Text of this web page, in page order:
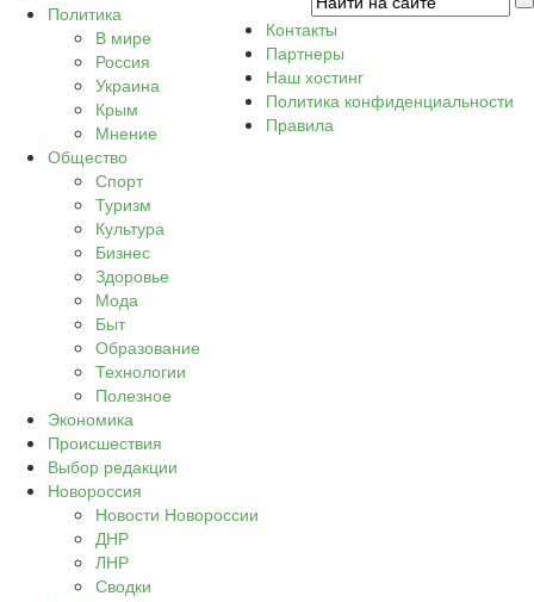
Политика
В мире
Россия
Украина
Крым
Мнение
Общество
Спорт
Туризм
Культура
Бизнес
Здоровье
Мода
Быт
Образование
Технологии
Полезное
Экономика
Происшествия
Выбор редакции
Новороссия
Новости Новороссии
ДНР
ЛНР
Сводки
Контакты
Партнеры
Наш хостинг
Политика конфиденциальности
Правила